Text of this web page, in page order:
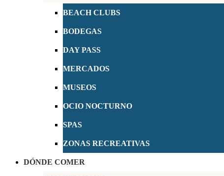
BEACH CLUBS
BODEGAS
DAY PASS
MERCADOS
MUSEOS
OCIO NOCTURNO
SPAS
ZONAS RECREATIVAS
DÓNDE COMER